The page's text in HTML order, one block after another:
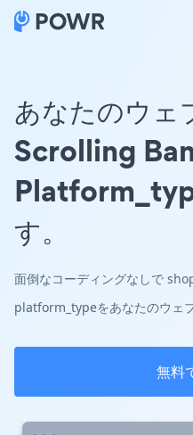
あなたのウェ
Scrolling
す。
面倒なコーディングなしで
platform_typeをあなたのウェ
無料